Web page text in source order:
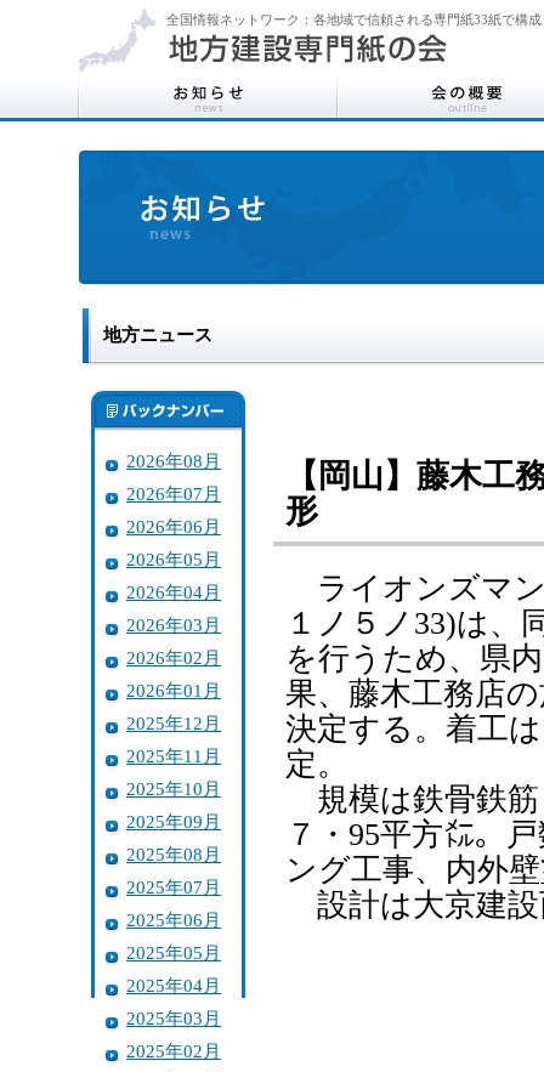
全国情報ネットワーク：各地域で信頼される専門紙33紙で構成
地方ニュース
2026年08月
2026年07月
2026年06月
2026年05月
2026年04月
2026年03月
2026年02月
2026年01月
2025年12月
2025年11月
2025年10月
2025年09月
2025年08月
2025年07月
2025年06月
2025年05月
2025年04月
2025年03月
2025年02月
【岡山】藤木
形
ライオンズマン
１ノ５ノ33)は、
を行うため、県
果、藤木工務店
決定する。着工
定。
規模は鉄骨鉄筋
７・95平方㍍。
ング工事、内外
設計は大京建設